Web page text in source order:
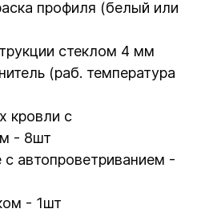
профиля (белый или
стеклом 4 мм
(раб. температура
кровли с
- 8шт
с автопроветриванием -
- 1шт